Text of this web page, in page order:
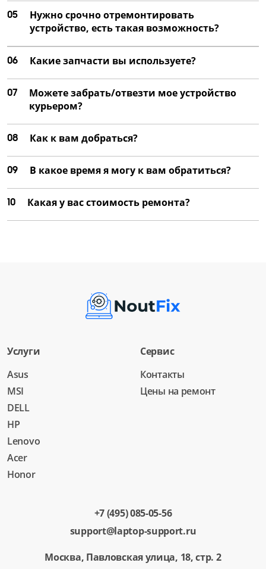
05
Нужно срочно отремонтировать
устройство, есть такая возможность?
06 Какие запчасти вы используете?
07
Можете забрать/отвезти мое устройство
курьером?
08 Как к вам добраться?
09 В какое время я могу к вам обратиться?
10 Какая у вас стоимость ремонта?
Услуги
Asus
MSI
DELL
HP
Lenovo
Acer
Honor
Сервис
Контакты
Цены на ремонт
+7 (495) 085-05-56
support@laptop-support.ru
Москва, Павловская улица, 18, стр. 2